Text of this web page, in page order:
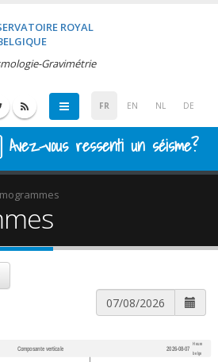
ROYAL
Gravimétrie
FR EN NL DE
Avez-vous ressenti un séisme?
Composante verticale 2026-08-07
Heure
belge